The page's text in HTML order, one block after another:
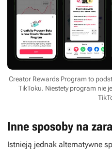
Creator Rewards Program to
TikToku. Niestety program nie
Inne sposoby na
Istnieją jednak alternatywne